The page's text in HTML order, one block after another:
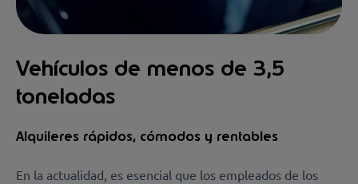
Vehículos de menos de 3,5
toneladas
Alquileres rápidos, cómodos y rentables
En la actualidad, es esencial que los empleados de los